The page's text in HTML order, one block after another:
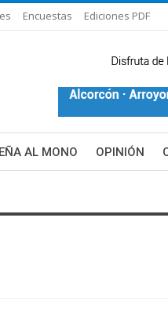
Encuestas Ediciones PDF
AL MONO OPINIÓN